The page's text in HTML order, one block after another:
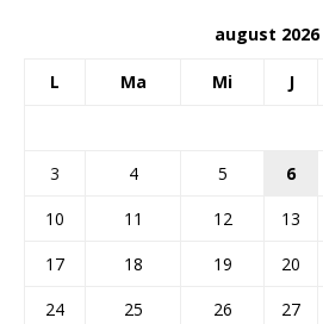
august 2026
L Ma Mi J
3
4 5 6
10
11 12 13
17
18 19 20
24
25 26 27